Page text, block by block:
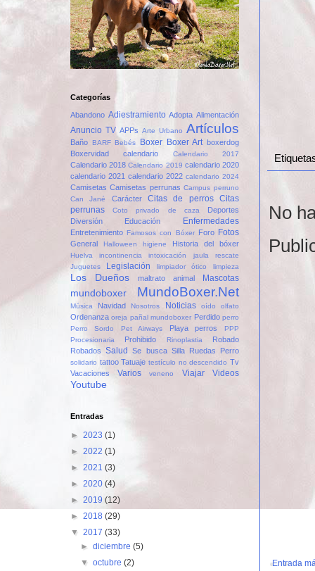
No
Entrada
Categorías
Abandono Adiestramiento Adopta Alimentación
Anuncio TV APPs Arte Urbano Artículos
Baño BARF Bebés Boxer Boxer Art boxerdog
Boxervidad
calendario Calendario 2017
Calendario 2018 Calendario 2019 calendario 2020
calendario 2021 calendario 2022 calendario 2024
Camisetas Camisetas perrunas Campus perruno
Can Jané
Carácter Citas de perros Citas
perrunas
Coto privado de caza
Deportes
Diversión
Educación Enfermedades
Entretenimiento Famosos con Bóxer Foro Fotos
General Halloween higiene Historia del bóxer
Huelva incontinencia intoxicación
jaula rescate
Juguetes
Legislación limpiador ótico limpieza
Los Dueños maltrato animal Mascotas
mundoboxer MundoBoxer.Net
Música Navidad Nosotros Noticias oído olfato
Ordenanza oreja pañal mundoboxer Perdido perro
Perro Sordo
Pet Airways Playa perros
PPP
Procesionaria
Prohibido Rinoplastia
Robado
Robados Salud Se busca Silla Ruedas Perro
solidario tattoo Tatuaje testículo no descendido Tv
Vacaciones
Varios veneno Viajar Videos
Youtube
Entradas
► 2023 (1)
► 2022 (1)
► 2021 (3)
► 2020 (4)
► 2019 (12)
► 2018 (29)
▼ 2017 (33)
►diciembre(5)
▼octubre(2)